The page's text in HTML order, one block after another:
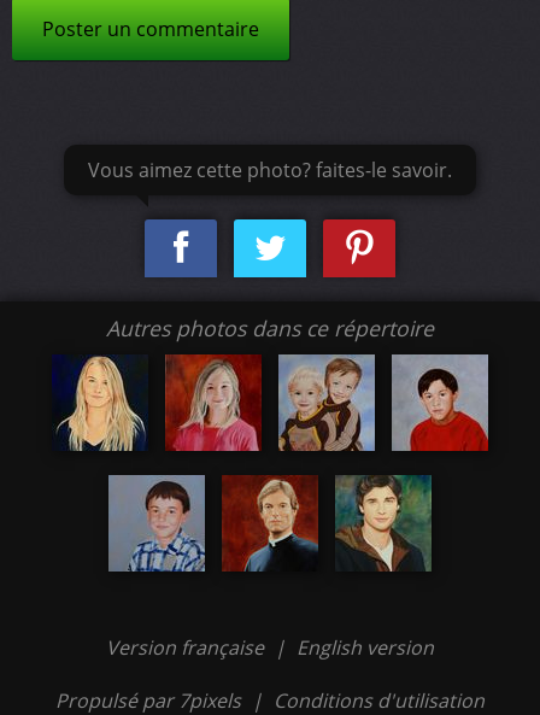
Poster un commentaire
Vous aimez cette photo? faites-le savoir.
Autres photos dans ce répertoire
Version française | English version
Propulsé par 7pixels | Conditions d'utilisation